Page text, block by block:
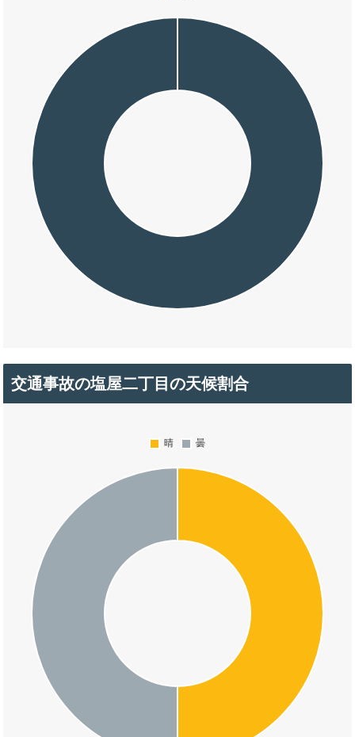
交通事故の塩屋二丁目の天候割合